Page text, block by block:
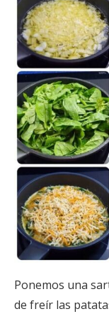
Ponemos una
de freír las